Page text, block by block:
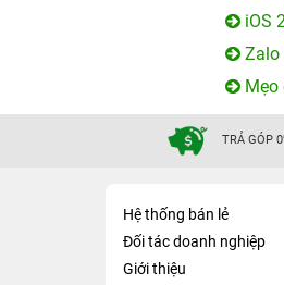
iOS
Zalo
Mẹo
TRẢ GÓP
Hệ thống bán lẻ
Đối tác doanh nghiệp
Giới thiệu